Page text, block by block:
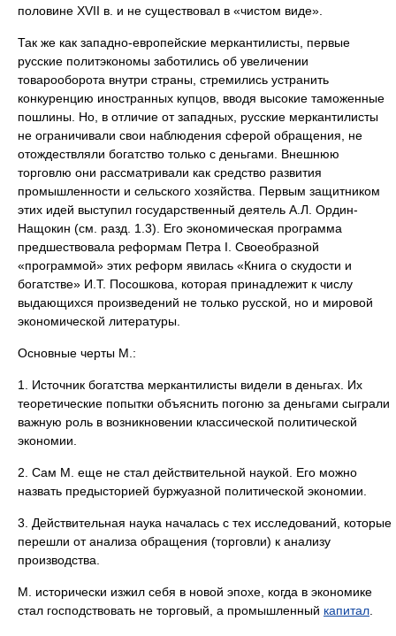
половине XVII в. и не существовал в «чистом виде».
Так же как западно-европейские меркантилисты, первые
русские политэкономы заботились об увеличении
товарооборота внутри страны, стремились устранить
конкуренцию иностранных купцов, вводя высокие таможенные
пошлины. Но, в отличие от западных, русские меркантилисты
не ограничивали свои наблюдения сферой обращения, не
отождествляли богатство только с деньгами. Внешнюю
торговлю они рассматривали как средство развития
промышленности и сельского хозяйства. Первым защитником
этих идей выступил государственный деятель А.Л. Ордин-
Нащокин (см. разд. 1.3). Его экономическая программа
предшествовала реформам Петра I. Своеобразной
«программой» этих реформ явилась «Книга о скудости и
богатстве» И.Т. Посошкова, которая принадлежит к числу
выдающихся произведений не только русской, но и мировой
экономической литературы.
Основные черты М.:
1. Источник богатства меркантилисты видели в деньгах. Их
теоретические попытки объяснить погоню за деньгами сыграли
важную роль в возникновении классической политической
экономии.
2. Сам М. еще не стал действительной наукой. Его можно
назвать предысторией буржуазной политической экономии.
3. Действительная наука началась с тех исследований, которые
перешли от анализа обращения (торговли) к анализу
производства.
М. исторически изжил себя в новой эпохе, когда в экономике
стал господствовать не торговый, а промышленный капитал